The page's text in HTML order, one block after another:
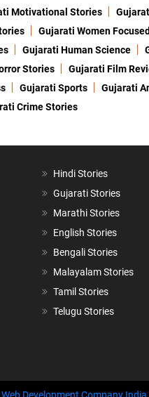
Motivational Stories
Gujarati Women Focused
Gujarati Human Science
Stories Gujarati Film
Gujarati Sports Gujarati
Crime Stories
Hindi Stories
Gujarati Stories
Marathi Stories
English Stories
Bengali Stories
Malayalam Stories
Tamil Stories
Telugu Stories